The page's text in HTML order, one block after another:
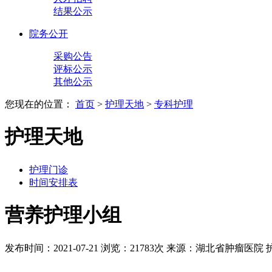
结果公示
院务公开
采购公告
评标公示
其他公示
您现在的位置： 首页 > 护理天地 > 专科护理
护理天地
护理门诊
时间安排表
营养护理小组
发布时间：2021-07-21 浏览：21783次 来源：湖北省肿瘤医院